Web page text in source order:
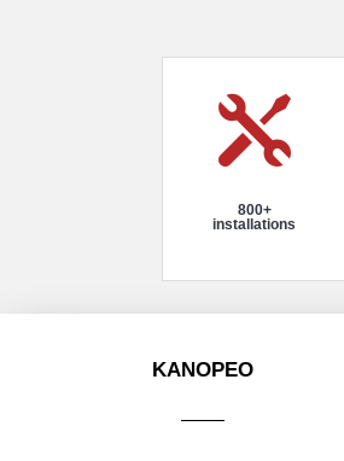

800+
installations
KANOPEO